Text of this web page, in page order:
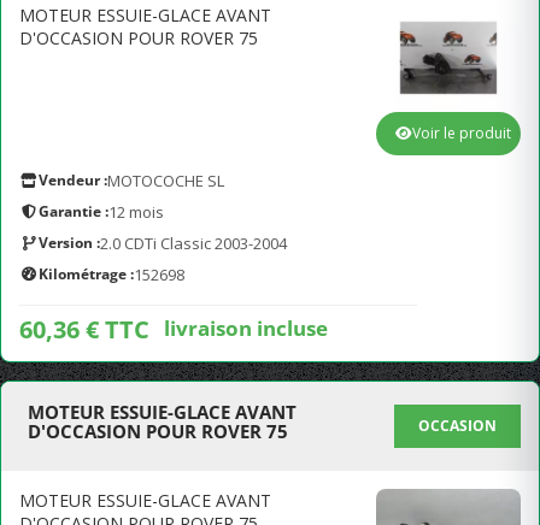
MOTEUR ESSUIE-GLACE AVANT
D'OCCASION POUR ROVER 75
Vendeur :MOTOCOCHE SL
Garantie :12 mois
Version :2.0 CDTi Classic 2003-2004
Kilométrage :152698
60,36 € TTC livraison incluse
Voir le produit
MOTEUR ESSUIE-GLACE AVANT
D'OCCASION POUR ROVER 75
OCCASION
MOTEUR ESSUIE-GLACE AVANT